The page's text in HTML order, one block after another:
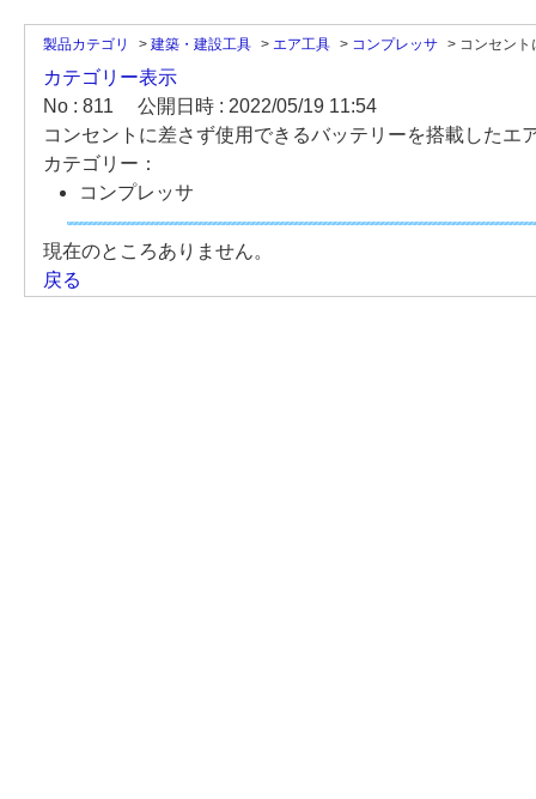
製品カテゴリ > 建築・建設工具 > エア工具 > コンプレッサ > コンセント
カテゴリー表示
No : 811
公開日時 : 2022/05/19 11:54
コンセントに差さず使用できるバッテリーを搭載したエ
カテゴリー：
コンプレッサ
現在のところありません。
戻る